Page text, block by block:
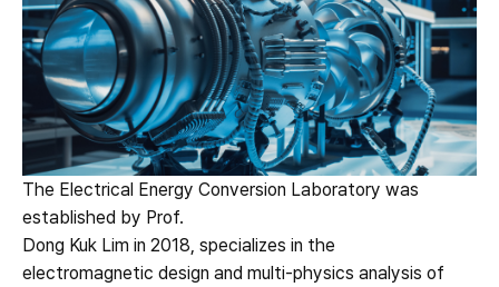
The Electrical Energy Conversion Laboratory was
established by Prof.
Dong Kuk Lim in 2018, specializes in the
electromagnetic design and multi-physics analysis of